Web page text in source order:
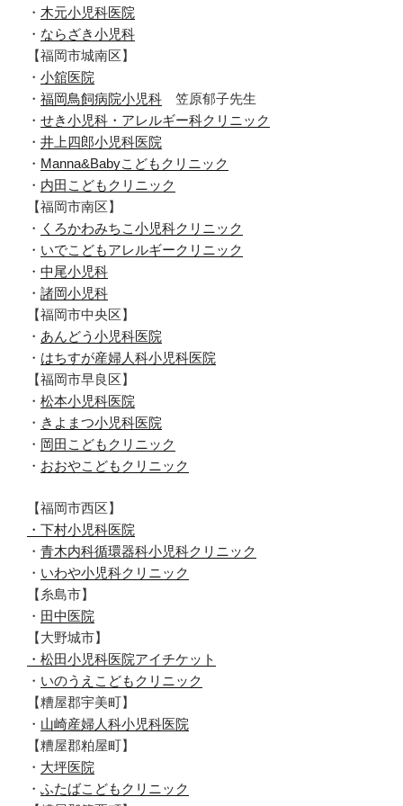
・ 木元小児科医院
・ ならざき小児科
【福岡市城南区】
・ 小舘医院
・ 福岡鳥飼病院小児科 笠原郁子先生
・ せき小児科・アレルギー科クリニック
・ 井上四郎小児科医院
・ Manna&Babyこどもクリニック
・ 内田こどもクリニック
【福岡市南区】
・ くろかわみちこ小児科クリニック
・ いでこどもアレルギークリニック
・ 中尾小児科
・ 諸岡小児科
【福岡市中央区】
・ あんどう小児科医院
・ はちすが産婦人科小児科医院
【福岡市早良区】
・ 松本小児科医院
・ きよまつ小児科医院
・ 岡田こどもクリニック
・ おおやこどもクリニック
【福岡市西区】
・下村小児科医院
・ 青木内科循環器科小児科クリニック
・ いわや小児科クリニック
【糸島市】
・ 田中医院
【大野城市】
・松田小児科医院アイチケット
・ いのうえこどもクリニック
【糟屋郡宇美町】
・ 山崎産婦人科小児科医院
【糟屋郡粕屋町】
・ 大坪医院
・ ふたばこどもクリニック